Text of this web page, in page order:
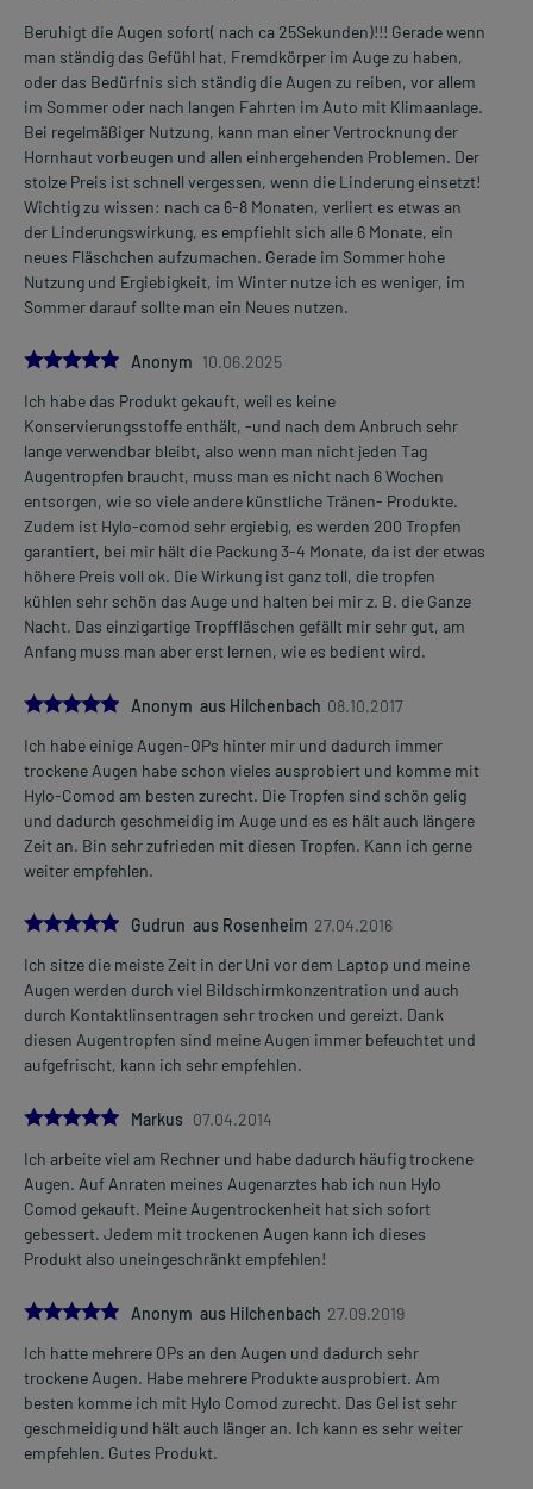
Beruhigt die Augen sofort( nach ca 25Sekunden)!!! Gerade wenn
man ständig das Gefühl hat, Fremdkörper im Auge zu haben,
oder das Bedürfnis sich ständig die Augen zu reiben, vor allem
im Sommer oder nach langen Fahrten im Auto mit Klimaanlage.
Bei regelmäßiger Nutzung, kann man einer Vertrocknung der
Hornhaut vorbeugen und allen einhergehenden Problemen. Der
stolze Preis ist schnell vergessen, wenn die Linderung einsetzt!
Wichtig zu wissen: nach ca 6-8 Monaten, verliert es etwas an
der Linderungswirkung, es empfiehlt sich alle 6 Monate, ein
neues Fläschchen aufzumachen. Gerade im Sommer hohe
Nutzung und Ergiebigkeit, im Winter nutze ich es weniger, im
Sommer darauf sollte man ein Neues nutzen.
5.0Anonym 10.06.2025
Ich habe das Produkt gekauft, weil es keine
Konservierungsstoffe enthält, -und nach dem Anbruch sehr
lange verwendbar bleibt, also wenn man nicht jeden Tag
Augentropfen braucht, muss man es nicht nach 6 Wochen
entsorgen, wie so viele andere künstliche Tränen- Produkte.
Zudem ist Hylo-comod sehr ergiebig, es werden 200 Tropfen
garantiert, bei mir hält die Packung 3-4 Monate, da ist der etwas
höhere Preis voll ok. Die Wirkung ist ganz toll, die tropfen
kühlen sehr schön das Auge und halten bei mir z. B. die Ganze
Nacht. Das einzigartige Tropffläschen gefällt mir sehr gut, am
Anfang muss man aber erst lernen, wie es bedient wird.
5.0Anonym aus Hilchenbach 08.10.2017
Ich habe einige Augen-OPs hinter mir und dadurch immer
trockene Augen habe schon vieles ausprobiert und komme mit
Hylo-Comod am besten zurecht. Die Tropfen sind schön gelig
und dadurch geschmeidig im Auge und es es hält auch längere
Zeit an. Bin sehr zufrieden mit diesen Tropfen. Kann ich gerne
weiter empfehlen.
5.0
Gudrun aus Rosenheim 27.04.2016
Ich sitze die meiste Zeit in der Uni vor dem Laptop und meine
Augen werden durch viel Bildschirmkonzentration und auch
durch Kontaktlinsentragen sehr trocken und gereizt. Dank
diesen Augentropfen sind meine Augen immer befeuchtet und
aufgefrischt, kann ich sehr empfehlen.
5.0
Markus 07.04.2014
Ich arbeite viel am Rechner und habe dadurch häufig trockene
Augen. Auf Anraten meines Augenarztes hab ich nun Hylo
Comod gekauft. Meine Augentrockenheit hat sich sofort
gebessert. Jedem mit trockenen Augen kann ich dieses
Produkt also uneingeschränkt empfehlen!
5.0Anonym aus Hilchenbach 27.09.2019
Ich hatte mehrere OPs an den Augen und dadurch sehr
trockene Augen. Habe mehrere Produkte ausprobiert. Am
besten komme ich mit Hylo Comod zurecht. Das Gel ist sehr
geschmeidig und hält auch länger an. Ich kann es sehr weiter
empfehlen. Gutes Produkt.